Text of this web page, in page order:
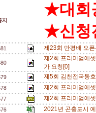
지
★대회
★신청
제23회 만평배 오
제2회 프리미엄에
가 요청[0]
제5회 김천전국동
제2회 프리미엄에
제2회 프리미엄에
2021년 곤충도시